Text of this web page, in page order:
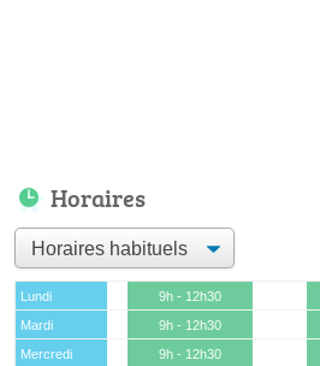
Horaires
Lundi 9h - 12h30
Mardi
9h - 12h30
Mercredi
9h - 12h30